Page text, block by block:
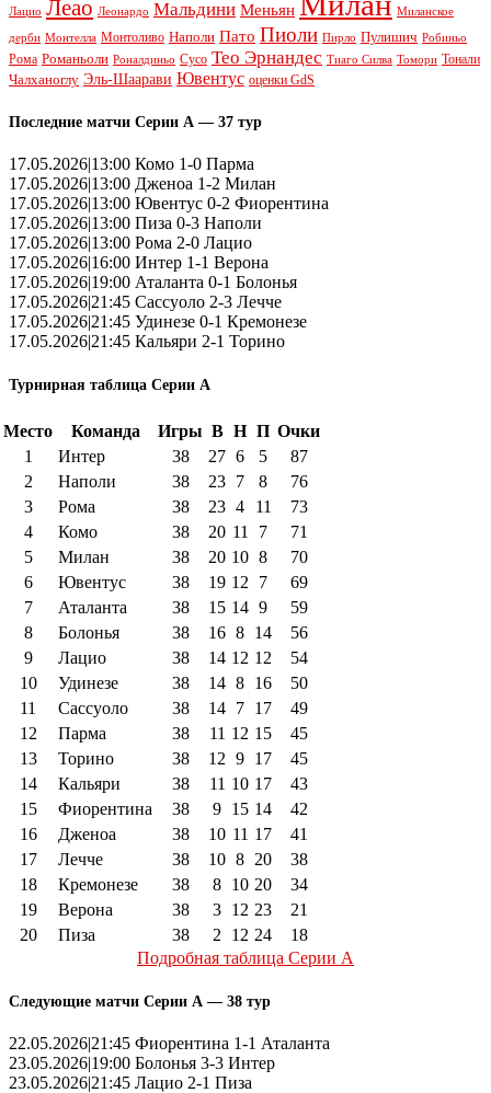
Лацио Леао Леонардо Мальдини Меньян Миланское
дерби Монтелла Монтоливо Наполи Пато Пиоли Пирло Пулишич Робиньо
Рома Романьоли Роналдиньо Сусо Тео Эрнандес Тиаго Силва Томори Тонали
Чалханоглу Эль-Шаарави Ювентус оценки GdS
Последние матчи Серии А — 37 тур
17.05.2026|13:00 Комо 1-0 Парма
17.05.2026|13:00 Дженоа 1-2 Милан
17.05.2026|13:00 Ювентус 0-2 Фиорентина
17.05.2026|13:00 Пиза 0-3 Наполи
17.05.2026|13:00 Рома 2-0 Лацио
17.05.2026|16:00 Интер 1-1 Верона
17.05.2026|19:00 Аталанта 0-1 Болонья
17.05.2026|21:45 Сассуоло 2-3 Лечче
17.05.2026|21:45 Удинезе 0-1 Кремонезе
17.05.2026|21:45 Кальяри 2-1 Торино
Турнирная таблица Серии А
Место Команда Игры В Н П Очки
1
Интер 38 27 6 5
87
2
Наполи 38 23 7 8
76
3
Рома 38 23 4 11
73
4
Комо 38 20 11 7
71
5
Милан 38 20 10 8
70
6
Ювентус 38 19 12 7
69
7
Аталанта 38 15 14 9
59
8
Болонья 38 16 8 14
56
9
Лацио 38 14 12 12
54
10
Удинезе 38 14 8 16
50
11
Сассуоло 38 14 7 17
49
12
Парма 38 11 12 15
45
13
Торино 38 12 9 17
45
14
Кальяри 38 11 10 17
43
15
Фиорентина 38 9 15 14
42
16
Дженоа 38 10 11 17
41
17
Лечче 38 10 8 20
38
18
Кремонезе 38 8 10 20
34
19
Верона 38 3 12 23
21
20
Пиза 38 2 12 24
18
Подробная таблица Серии А
Следующие матчи Серии А — 38 тур
22.05.2026|21:45 Фиорентина 1-1 Аталанта
23.05.2026|19:00 Болонья 3-3 Интер
23.05.2026|21:45 Лацио 2-1 Пиза